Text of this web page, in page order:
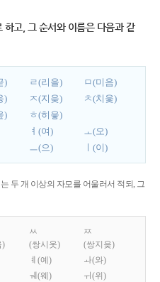
하고, 그 순서와 이름은 다음과 같
) ㄹ(리을)
ㅁ(미음)
) ㅈ(지읒)
ㅊ(치읓)
)
ㅎ(히읗)
ㅕ(여)
ㅗ(오)
ㅡ(으) ㅣ(이)
두 개 이상의 자모를 어울러서 적되, 그
)
ㅆ
(쌍시옷)
ㅉ
(쌍지읒)
ㅖ(예)
ㅘ(와)
ㅞ(웨)
ㅟ(위)